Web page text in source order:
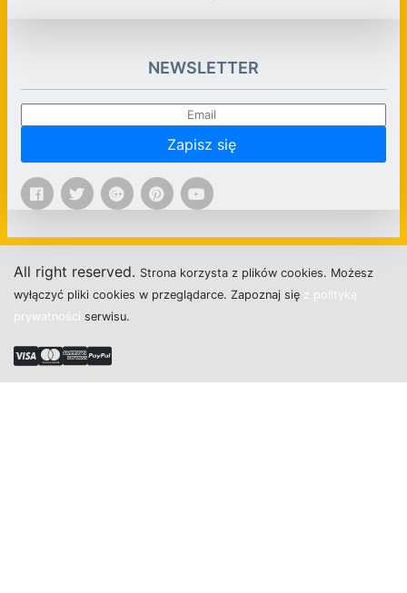
NEWSLETTER
Zapisz się
All right reserved. Strona korzysta z plików cookies. Możesz
wyłączyć pliki cookies w przeglądarce. Zapoznaj się z polityką
prywatności serwisu.